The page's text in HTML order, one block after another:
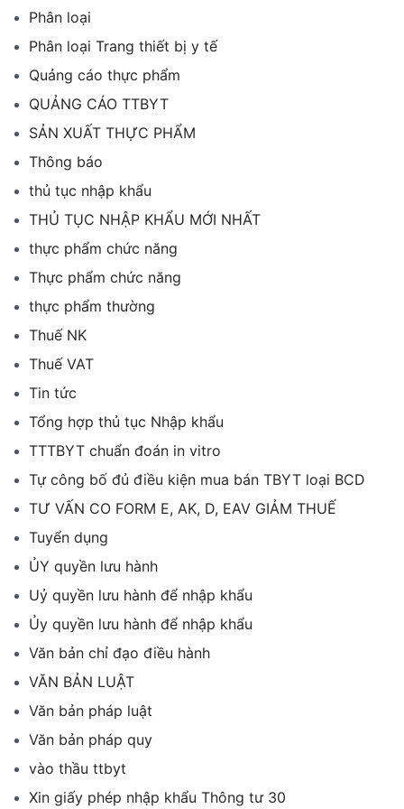
Phân loại
Phân loại Trang thiết bị y tế
Quảng cáo thực phẩm
QUẢNG CÁO TTBYT
SẢN XUẤT THỰC PHẨM
Thông báo
thủ tục nhập khẩu
THỦ TỤC NHẬP KHẨU MỚI NHẤT
thực phẩm chức năng
Thực phẩm chức năng
thực phẩm thường
Thuế NK
Thuế VAT
Tin tức
Tổng hợp thủ tục Nhập khẩu
TTTBYT chuẩn đoán in vitro
Tự công bố đủ điều kiện mua bán TBYT loại BCD
TƯ VẤN CO FORM E, AK, D, EAV GIẢM THUẾ
Tuyển dụng
ỦY quyền lưu hành
Uỷ quyền lưu hành để nhập khẩu
Ủy quyền lưu hành để nhập khẩu
Văn bản chỉ đạo điều hành
VĂN BẢN LUẬT
Văn bản pháp luật
Văn bản pháp quy
vào thầu ttbyt
Xin giấy phép nhập khẩu Thông tư 30